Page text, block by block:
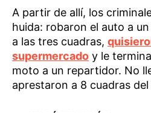
A partir de allí, los
huida: robaron el auto a
a las tres cuadras,
supermercado y le
moto a un repartidor. No
aprestaron a 8 cuadras